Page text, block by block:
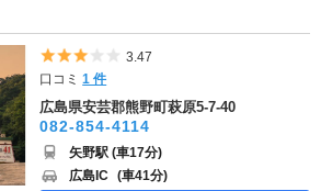
5つ星のうち3
3.47
口コミ1 件
広島県安芸郡熊野町萩原5-7-40
082-854-4114
矢野駅 (車17分)
広島IC (車41分)